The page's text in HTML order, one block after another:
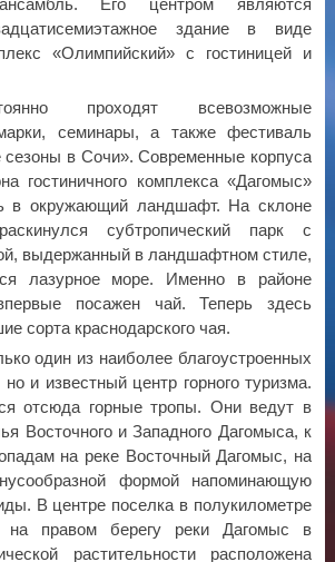
ансамбль. Его центром являются
здание в виде
«Олимпийский» с гостиницей и
проходят всевозможные
семинары, а также фестиваль
в Сочи». Современные корпуса
гостиничного комплекса «Дагомыс»
в окружающий ландшафт. На склоне
субтропический парк с
выдержанный в ландшафтном стиле,
лазурное море. Именно в районе
посажен чай. Теперь здесь
сорта краснодарского чая.
один из наиболее благоустроенных
но и известный центр горного туризма.
отсюда горные тропы. Они ведут в
Восточного и Западного Дагомыса, к
на реке Восточный Дагомыс, на
формой напоминающую
В центре поселка в полукилометре
на правом берегу реки Дагомыс в
растительности расположена